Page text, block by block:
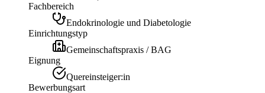
Fachbereich
Endokrinologie und Diabetologie
Einrichtungstyp
Gemeinschaftspraxis / BAG
Eignung
Quereinsteiger:in
Bewerbungsart